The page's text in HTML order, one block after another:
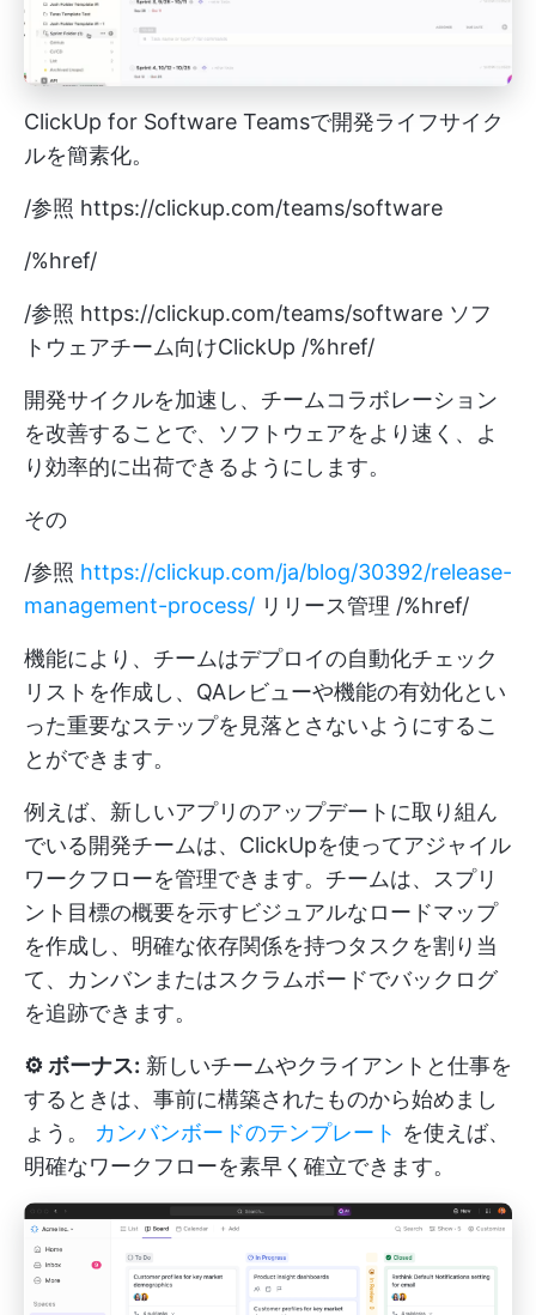
ClickUp for Software Teamsで開発ライフサイク
ルを簡素化。
/参照 https://clickup.com/teams/software
/%href/
/参照 https://clickup.com/teams/software ソフ
トウェアチーム向けClickUp /%href/
開発サイクルを加速し、チームコラボレーション
を改善することで、ソフトウェアをより速く、よ
り効率的に出荷できるようにします。
その
/参照 https://clickup.com/ja/blog/30392/release-
management-process/ リリース管理 /%href/
機能により、チームはデプロイの自動化チェック
リストを作成し、QAレビューや機能の有効化とい
った重要なステップを見落とさないようにするこ
とができます。
例えば、新しいアプリのアップデートに取り組ん
でいる開発チームは、ClickUpを使ってアジャイル
ワークフローを管理できます。チームは、スプリ
ント目標の概要を示すビジュアルなロードマップ
を作成し、明確な依存関係を持つタスクを割り当
て、カンバンまたはスクラムボードでバックログ
を追跡できます。
⚙️ ボーナス: 新しいチームやクライアントと仕事を
するときは、事前に構築されたものから始めまし
ょう。 カンバンボードのテンプレート を使えば、
明確なワークフローを素早く確立できます。